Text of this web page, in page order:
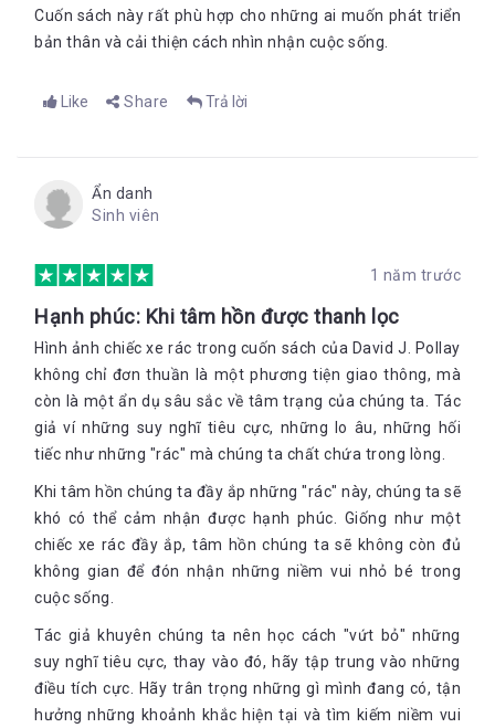
Cuốn sách này rất phù hợp cho những ai muốn phát triển
bản thân và cải thiện cách nhìn nhận cuộc sống.
Like Share Trả lời
Ẩn danh
Sinh viên
1 năm trước
Hạnh phúc: Khi tâm hồn được thanh lọc
Hình ảnh chiếc xe rác trong cuốn sách của David J. Pollay
không chỉ đơn thuần là một phương tiện giao thông, mà
còn là một ẩn dụ sâu sắc về tâm trạng của chúng ta. Tác
giả ví những suy nghĩ tiêu cực, những lo âu, những hối
tiếc như những "rác" mà chúng ta chất chứa trong lòng.
Khi tâm hồn chúng ta đầy ắp những "rác" này, chúng ta sẽ
khó có thể cảm nhận được hạnh phúc. Giống như một
chiếc xe rác đầy ắp, tâm hồn chúng ta sẽ không còn đủ
không gian để đón nhận những niềm vui nhỏ bé trong
cuộc sống.
Tác giả khuyên chúng ta nên học cách "vứt bỏ" những
suy nghĩ tiêu cực, thay vào đó, hãy tập trung vào những
điều tích cực. Hãy trân trọng những gì mình đang có, tận
hưởng những khoảnh khắc hiện tại và tìm kiếm niềm vui